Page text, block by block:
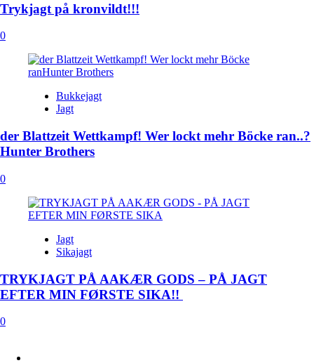
Trykjagt på kronvildt!!!
0
Bukkejagt
Jagt
der Blattzeit Wettkampf! Wer lockt mehr Böcke ran..?
Hunter Brothers
0
Jagt
Sikajagt
TRYKJAGT PÅ AAKÆR GODS – PÅ JAGT
EFTER MIN FØRSTE SIKA!!
0